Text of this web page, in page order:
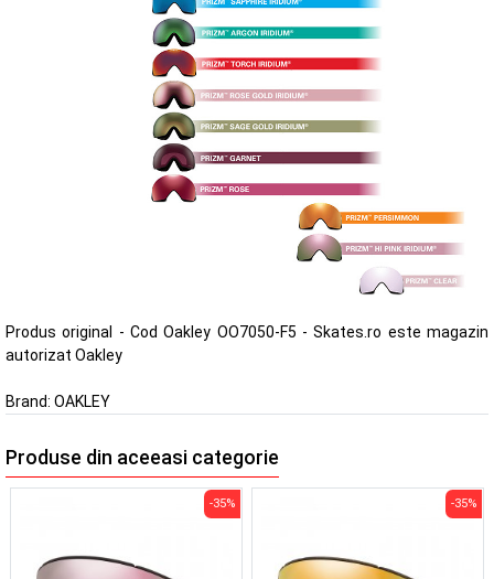
Produs original - Cod Oakley OO7050-F5 - Skates.ro este magazin
autorizat Oakley
Brand: OAKLEY
Produse din aceeasi categorie
-35% -35%